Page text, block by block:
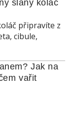
slaný koláč
připravíte z
cibule,
Jak na
vařit